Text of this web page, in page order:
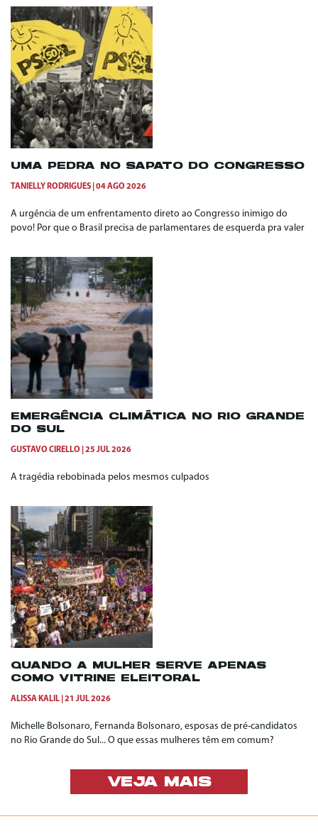
UMA PEDRA NO SAPATO DO CONGRESSO
TANIELLY RODRIGUES 04 AGO 2026
A urgência de um enfrentamento direto ao Congresso inimigo do
povo! Por que o Brasil precisa de parlamentares de esquerda pra valer
EMERGÊNCIA CLIMÁTICA NO RIO GRANDE
DO SUL
GUSTAVO CIRELLO 25 JUL 2026
A tragédia rebobinada pelos mesmos culpados
QUANDO A MULHER SERVE APENAS
COMO VITRINE ELEITORAL
ALISSA KALIL 21 JUL 2026
Michelle Bolsonaro, Fernanda Bolsonaro, esposas de pré-candidatos
no Rio Grande do Sul... O que essas mulheres têm em comum?
VEJA MAIS